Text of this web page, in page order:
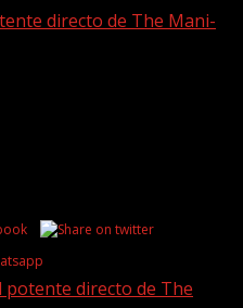
directo de The Mani-
potente directo de The